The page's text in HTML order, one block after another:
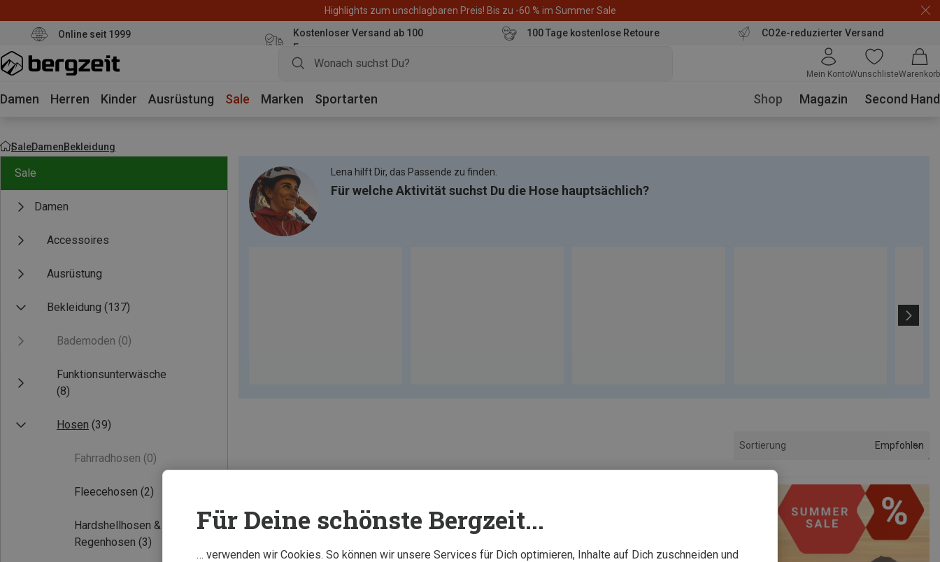
Highlights zum unschlagbaren Preis! Bis zu -60 % im Summer Sale
Online seit 1999
Kostenloser Versand ab 100
Euro
100 Tage kostenlose Retoure CO2e-reduzierter Versand
Mein KontoWunschlisteWarenkorb
Damen Herren Kinder Ausrüstung Sale Marken Sportarten Shop Magazin Second Hand
SaleDamenBekleidung
Sale
Damen
Accessoires
Ausrüstung
Bekleidung (137)
Bademoden (0)
Funktionsunterwäsche
(8)
Hosen (39)
Fahrradhosen (0)
Fleecehosen (2)
Hardshellhosen &
Regenhosen (3)
Lena hilft Dir, das Passende zu finden.
Für welche Aktivität suchst Du die Hose hauptsächlich?
Sortierung Empfohlen
Für Deine schönste Bergzeit...
… verwenden wir Cookies. So können wir unsere Services für Dich optimieren, Inhalte auf Dich zuschneiden und